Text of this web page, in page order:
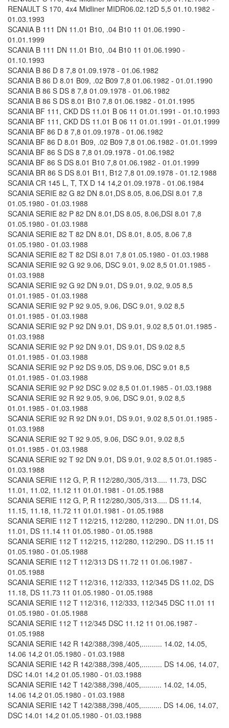
RENAULT S 170, 4x4 Midliner MIDR06.02.12D 5,5 01.10.1982 -
01.03.1993
SCANIA B 111 DN 11.01 B10, .04 B10 11 01.06.1990 -
01.01.1999
SCANIA B 111 DN 11.01 B10, .04 B10 11 01.06.1990 -
01.10.1993
SCANIA B 86 D 8 7,8 01.09.1978 - 01.06.1982
SCANIA B 86 D 8.01 B09, .02 B09 7,8 01.06.1982 - 01.01.1990
SCANIA B 86 S DS 8 7,8 01.09.1978 - 01.06.1982
SCANIA B 86 S DS 8.01 B10 7,8 01.06.1982 - 01.01.1995
SCANIA BF 111, CKD DS 11.01 B 06 11 01.01.1991 - 01.10.1993
SCANIA BF 111, CKD DS 11.01 B 06 11 01.01.1991 - 01.01.1999
SCANIA BF 86 D 8 7,8 01.09.1978 - 01.06.1982
SCANIA BF 86 D 8.01 B09, .02 B09 7,8 01.06.1982 - 01.01.1999
SCANIA BF 86 S DS 8 7,8 01.09.1978 - 01.06.1982
SCANIA BF 86 S DS 8.01 B10 7,8 01.06.1982 - 01.01.1999
SCANIA BR 86 S DS 8.01 B11, B12 7,8 01.09.1978 - 01.12.1988
SCANIA CR 145 L, T, TX D 14 14,2 01.09.1978 - 01.06.1984
SCANIA SERIE 82 G 82 DN 8.01,DS 8.05, 8.06,DSI 8.01 7,8
01.05.1980 - 01.03.1988
SCANIA SERIE 82 P 82 DN 8.01,DS 8.05, 8.06,DSI 8.01 7,8
01.05.1980 - 01.03.1988
SCANIA SERIE 82 T 82 DN 8.01, DS 8.01, 8.05, 8.06 7,8
01.05.1980 - 01.03.1988
SCANIA SERIE 82 T 82 DSI 8.01 7,8 01.05.1980 - 01.03.1988
SCANIA SERIE 92 G 92 9.06, DSC 9.01, 9.02 8,5 01.01.1985 -
01.03.1988
SCANIA SERIE 92 G 92 DN 9.01, DS 9.01, 9.02, 9.05 8,5
01.01.1985 - 01.03.1988
SCANIA SERIE 92 P 92 9.05, 9.06, DSC 9.01, 9.02 8,5
01.01.1985 - 01.03.1988
SCANIA SERIE 92 P 92 DN 9.01, DS 9.01, 9.02 8,5 01.01.1985 -
01.03.1988
SCANIA SERIE 92 P 92 DN 9.01, DS 9.01, DS 9.02 8,5
01.01.1985 - 01.03.1988
SCANIA SERIE 92 P 92 DS 9.05, DS 9.06, DSC 9.01 8,5
01.01.1985 - 01.03.1988
SCANIA SERIE 92 P 92 DSC 9.02 8,5 01.01.1985 - 01.03.1988
SCANIA SERIE 92 R 92 9.05, 9.06, DSC 9.01, 9.02 8,5
01.01.1985 - 01.03.1988
SCANIA SERIE 92 R 92 DN 9.01, DS 9.01, 9.02 8,5 01.01.1985 -
01.03.1988
SCANIA SERIE 92 T 92 9.05, 9.06, DSC 9.01, 9.02 8,5
01.01.1985 - 01.03.1988
SCANIA SERIE 92 T 92 DN 9.01, DS 9.01, 9.02 8,5 01.01.1985 -
01.03.1988
SCANIA SERIE 112 G, P, R 112/280,/305,/313..... 11.73, DSC
11.01, 11.02, 11.12 11 01.01.1981 - 01.05.1988
SCANIA SERIE 112 G, P, R 112/280,/305,/313..... DS 11.14,
11.15, 11.18, 11.72 11 01.01.1981 - 01.05.1988
SCANIA SERIE 112 T 112/215, 112/280, 112/290.. DN 11.01, DS
11.01, DS 11.14 11 01.05.1980 - 01.05.1988
SCANIA SERIE 112 T 112/215, 112/280, 112/290.. DS 11.15 11
01.05.1980 - 01.05.1988
SCANIA SERIE 112 T 112/313 DS 11.72 11 01.06.1987 -
01.05.1988
SCANIA SERIE 112 T 112/316, 112/333, 112/345 DS 11.02, DS
11.18, DS 11.73 11 01.05.1980 - 01.05.1988
SCANIA SERIE 112 T 112/316, 112/333, 112/345 DSC 11.01 11
01.05.1980 - 01.05.1988
SCANIA SERIE 112 T 112/345 DSC 11.12 11 01.06.1987 -
01.05.1988
SCANIA SERIE 142 R 142/388,/398,/405,.......... 14.02, 14.05,
14.06 14,2 01.05.1980 - 01.03.1988
SCANIA SERIE 142 R 142/388,/398,/405,.......... DS 14.06, 14.07,
DSC 14.01 14,2 01.05.1980 - 01.03.1988
SCANIA SERIE 142 T 142/388,/398,/405,.......... 14.02, 14.05,
14.06 14,2 01.05.1980 - 01.03.1988
SCANIA SERIE 142 T 142/388,/398,/405,.......... DS 14.06, 14.07,
DSC 14.01 14,2 01.05.1980 - 01.03.1988